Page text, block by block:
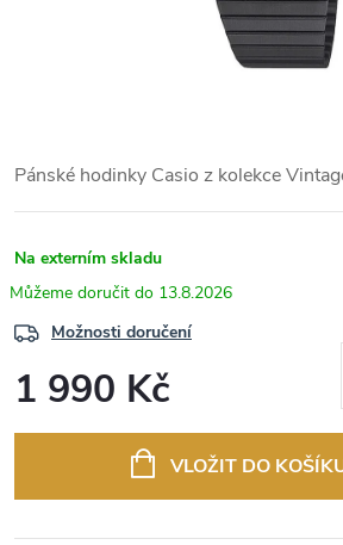
Pánské hodinky Casio z kolekce
Na externím skladu
13.8.2026
Možnosti doručení
1 990 Kč
VLOŽIT DO